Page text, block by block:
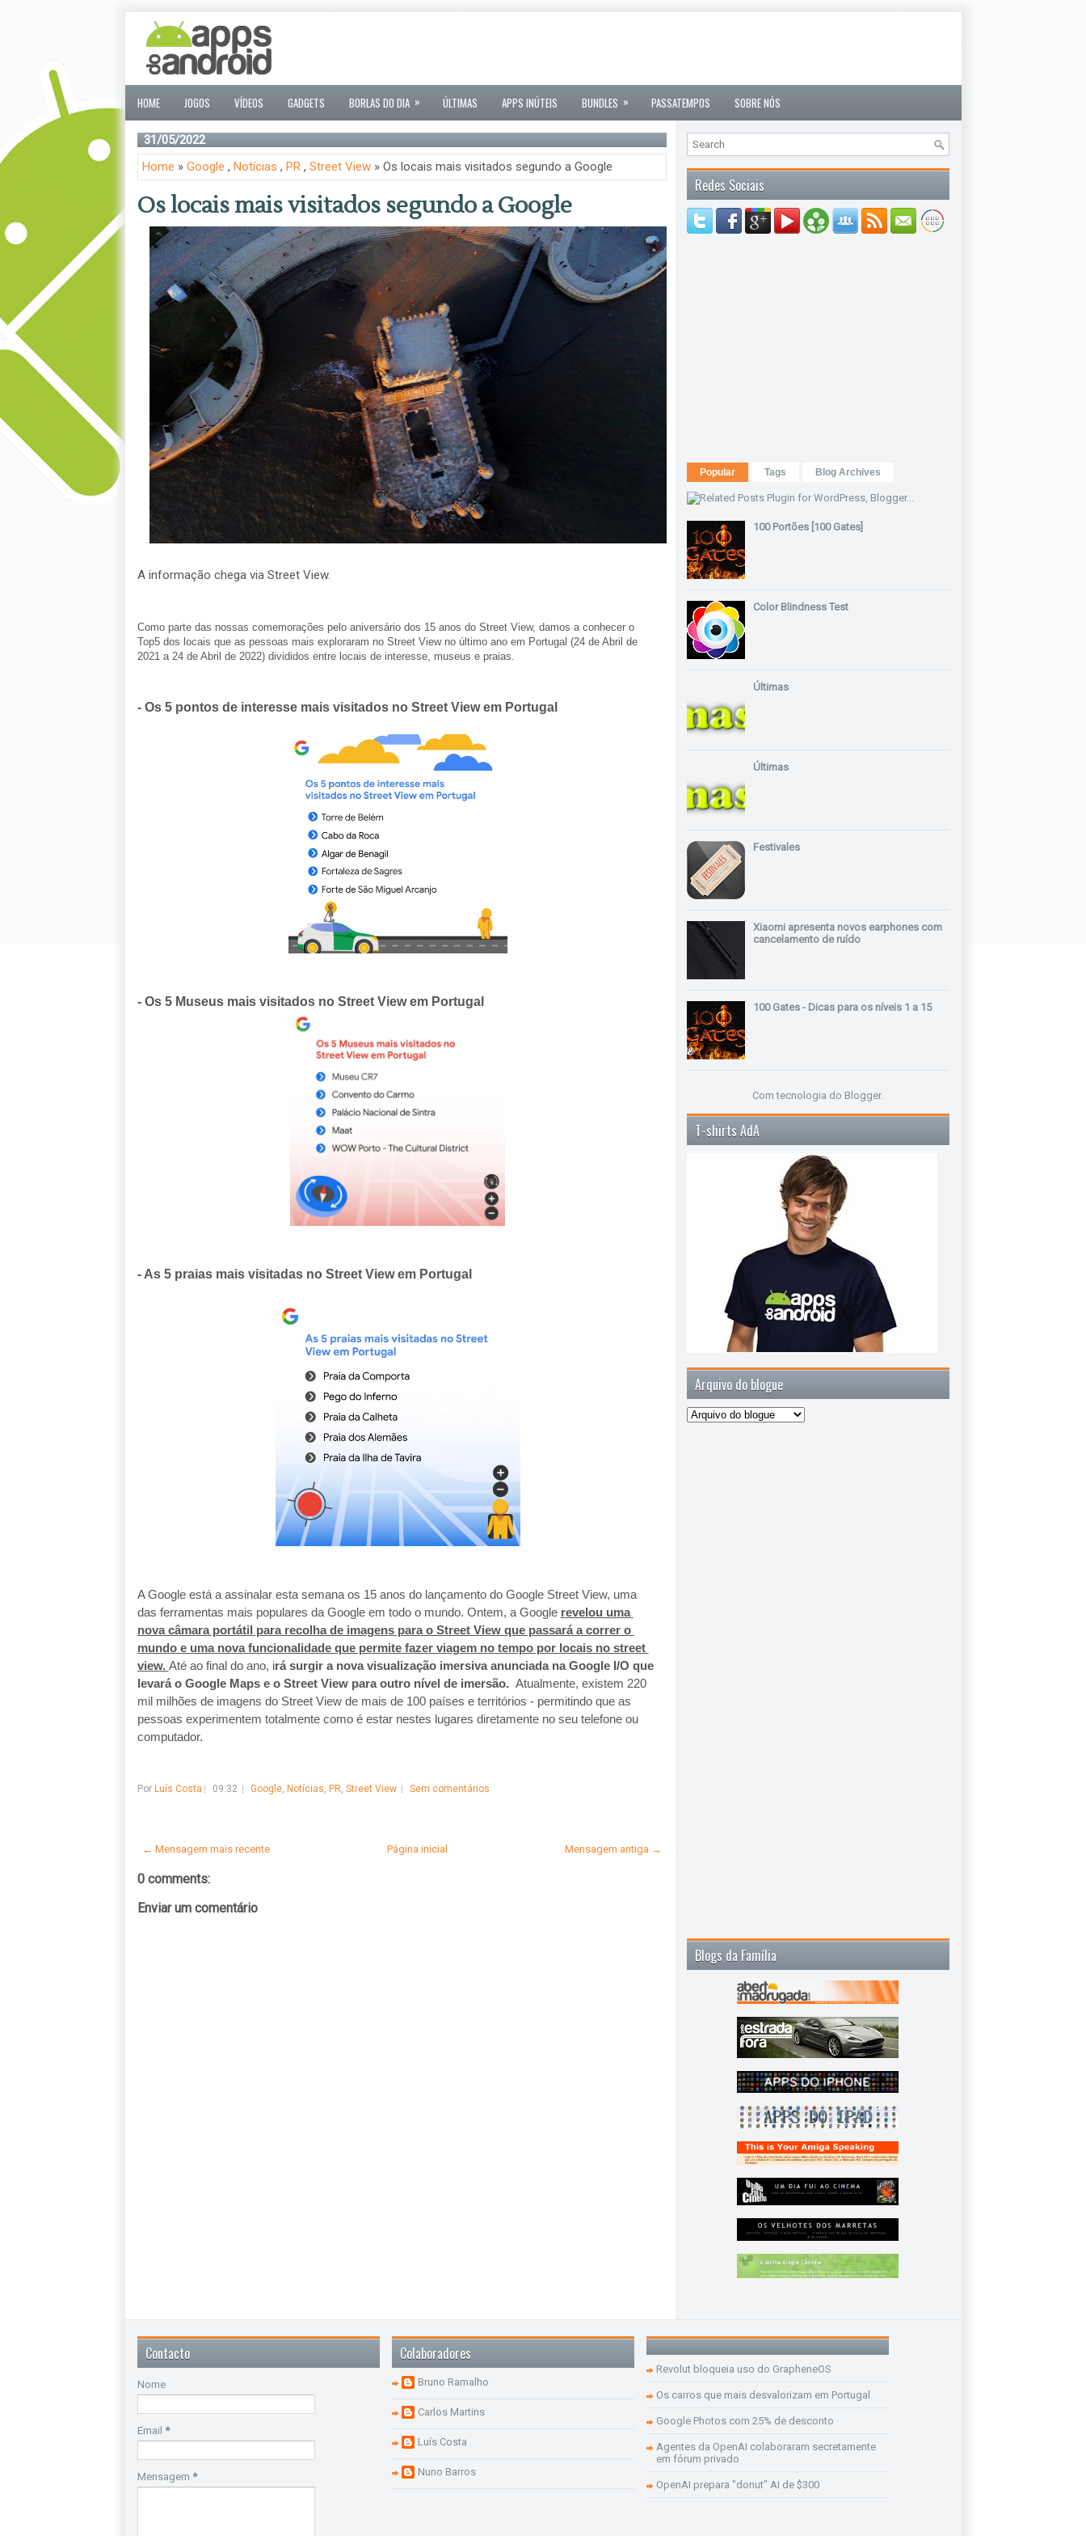
HOME JOGOS VÍDEOS GADGETS BORLAS DO DIA » ÚLTIMAS APPS INÚTEIS BUNDLES » PASSATEMPOS SOBRE NÓS
31/05/2022
Home » Google , Notícias , PR, Street View» Os locais mais visitados segundo a Google
Os locais mais visitados segundo a Google
A informação chega via Street View.
Como parte das nossas comemorações pelo aniversário dos 15 anos do Street View, damos a conhecer o
Top5 dos locais que as pessoas mais exploraram no Street View no último ano em Portugal (24 de Abril de
2021 a 24 de Abril de 2022) divididos entre locais de interesse, museus e praias.
- Os 5 pontos de interesse mais visitados no Street View em Portugal
- Os 5 Museus mais visitados no Street View em Portugal
- As 5 praias mais visitadas no Street View em Portugal
A Google está a assinalar esta semana os 15 anos do lançamento do Google Street View, uma
das ferramentas mais populares da Google em todo o mundo. Ontem, a Google revelou uma
nova câmara portátil para recolha de imagens para o Street View que passará a correr o
mundo e uma nova funcionalidade que permite fazer viagem no tempo por locais no street
view. Até ao final do ano, irá surgir a nova visualização imersiva anunciada na Google I/O que
levará o Google Maps e o Street View para outro nível de imersão. Atualmente, existem 220
mil milhões de imagens do Street View de mais de 100 países e territórios - permitindo que as
pessoas experimentem totalmente como é estar nestes lugares diretamente no seu telefone ou
computador.
Por Luís Costa 09:32 Google, Notícias, PR, Street View Sem comentários
← Mensagem mais recente Mensagem antiga →
Página inicial
0 comments:
Enviar um comentário
Redes Sociais
Popular Tags Blog Archives
100 Portões [100 Gates]
Color Blindness Test
Últimas
Últimas
Festivales
Xiaomi apresenta novos earphones com
cancelamento de ruído
100 Gates - Dicas para os níveis 1 a 15
Com tecnologia do Blogger.
T-shirts AdA
Arquivo do blogue
Blogs da Família
Contacto
Nome
Email *
Mensagem *
Colaboradores
Bruno Ramalho
Carlos Martins
Luís Costa
Nuno Barros
Revolut bloqueia uso do GrapheneOS
Os carros que mais desvalorizam em Portugal
Google Photos com 25% de desconto
Agentes da OpenAI colaboraram secretamente
em fórum privado
OpenAI prepara "donut" AI de $300